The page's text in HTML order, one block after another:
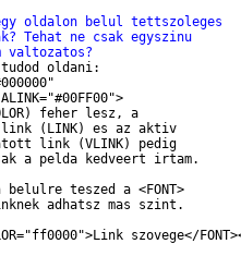
oldalon belul tettszoleges
Tehat ne csak egyszinu
valtozatos?
oldani:
feher lesz, a
link (LINK) es az aktiv
link (VLINK) pedig
a pelda kedveert irtam.
belulre teszed a <FONT>
adhatsz mas szint.
szovege</